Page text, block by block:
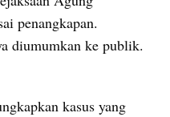
penangkapan.
diumumkan ke publik.
kasus yang